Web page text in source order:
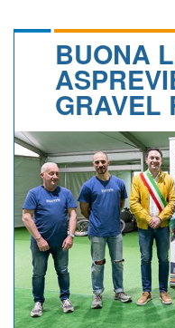
CALENDARIO
ALBI D'ORO
NEWSLETTER
BUONA
GRAVEL